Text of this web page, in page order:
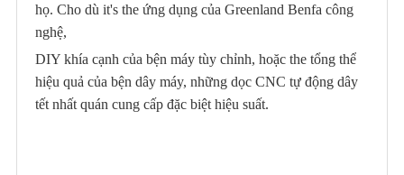
họ. Cho dù it's the ứng dụng của Greenland Benfa công
nghệ,
DIY khía cạnh của bện máy tùy chỉnh, hoặc the tổng thể
hiệu quả của bện dây máy, những dọc CNC tự động dây
tết nhất quán cung cấp đặc biệt hiệu suất.